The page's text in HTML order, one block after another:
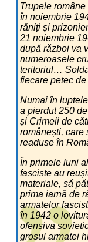
Trupele
în noiembrie
răniți și
21 noiembrie
după război va
numeroasele
teritoriul…
fiecare petec de
Numai în
a pierdut 250
și Crimeii de
românești, care
readuse în
În primele luni
fasciste au
materiale, să
prima iarnă de
armatelor
în 1942 o
ofensiva
grosul armatei